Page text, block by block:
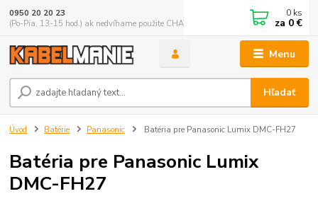
Menu
Hľadať
0950 20 20 23
(Po-Pia, 13-15 hod.) ak nedvíhame použite CHATBOX
0 ks
za 0 €
Úvod Batérie Panasonic Batéria pre Panasonic Lumix DMC-FH27
Batéria pre Panasonic Lumix
DMC-FH27